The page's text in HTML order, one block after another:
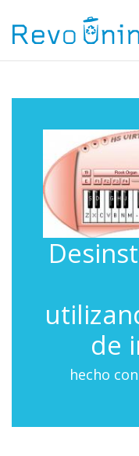
de
hecho